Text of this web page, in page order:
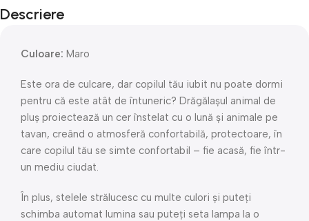
Descriere
Culoare: Maro
Este ora de culcare, dar copilul tău iubit nu poate dormi
pentru că este atât de întuneric? Drăgălașul animal de
pluș proiectează un cer înstelat cu o lună și animale pe
tavan, creând o atmosferă confortabilă, protectoare, în
care copilul tău se simte confortabil – fie acasă, fie într-
un mediu ciudat.
În plus, stelele strălucesc cu multe culori și puteți
schimba automat lumina sau puteți seta lampa la o